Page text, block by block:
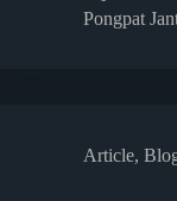
Pongpat
Article,